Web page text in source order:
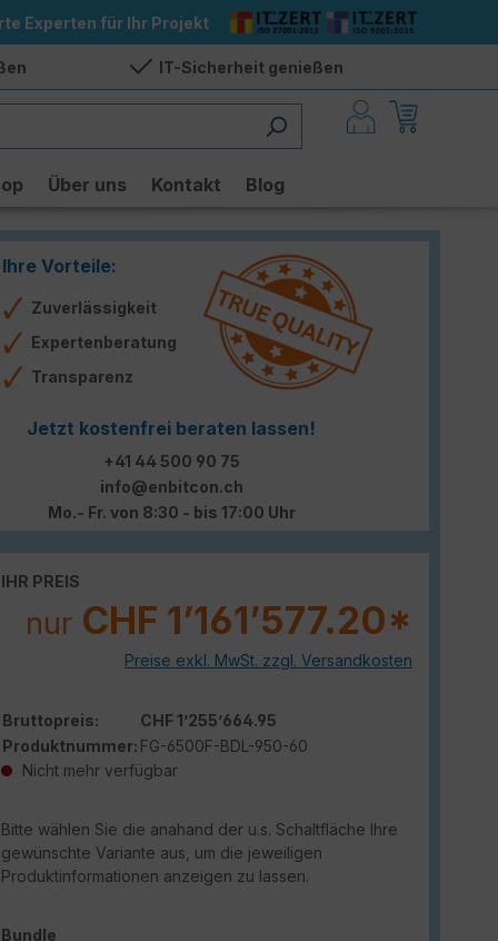
Experten für Ihr Projekt
IT-Sicherheit genießen
Über uns Kontakt Blog
Ihre Vorteile:
Zuverlässigkeit
Expertenberatung
Transparenz
Jetzt kostenfrei beraten lassen!
+41 44 500 90 75
info@enbitcon.ch
Mo.- Fr. von 8:30 - bis 17:00 Uhr
IHR PREIS
nur CHF 1’161’577.20*
Preise exkl. MwSt. zzgl. Versandkosten
Bruttopreis:
CHF 1’255’664.95
Produktnummer: FG-6500F-BDL-950-60
Nicht mehr verfügbar
Bitte wählen Sie die anahand der u.s. Schaltfläche Ihre
gewünschte Variante aus, um die jeweiligen
Produktinformationen anzeigen zu lassen.
Bundle